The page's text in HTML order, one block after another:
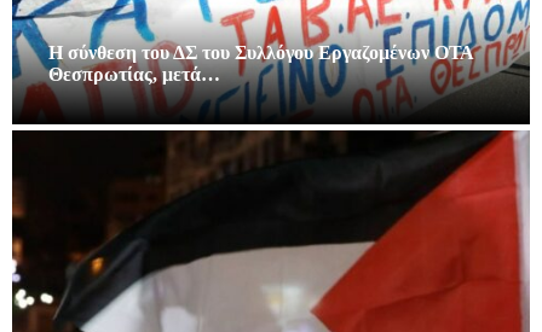
Η σύνθεση του ΔΣ του Συλλόγου Εργαζομένων ΟΤΑ
Θεσπρωτίας, μετά…